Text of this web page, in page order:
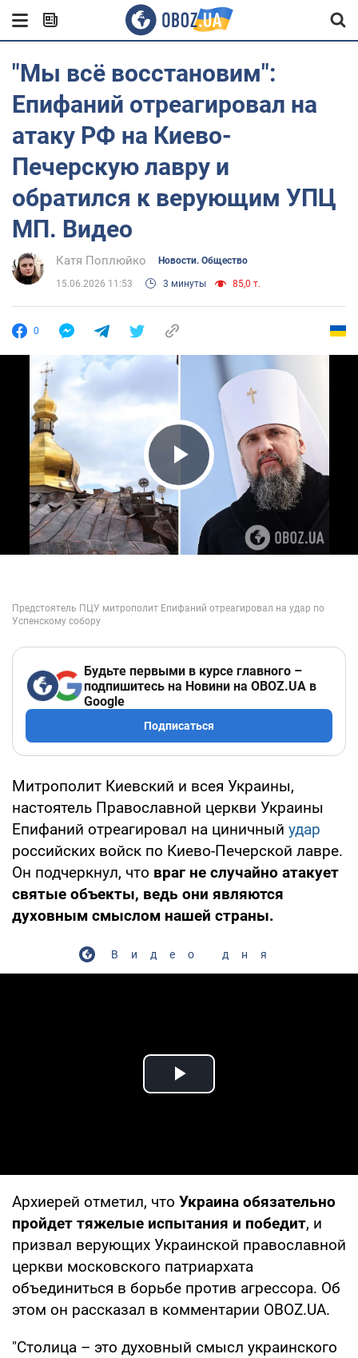
"Мы всё восстановим":
Епифаний отреагировал на
атаку РФ на Киево-
Печерскую лавру и
обратился к верующим УПЦ
МП. Видео
Катя Поплюйко Новости. Общество
15.06.2026 11:53 3 минуты 85,0 т.
0
Play Video
Будьте первыми в курсе главного –
подпишитесь на Новини на OBOZ.UA в
Google
Подписаться
Митрополит Киевский и всея Украины,
настоятель Православной церкви Украины
Епифаний отреагировал на циничный удар
российских войск по Киево-Печерской лавре.
Он подчеркнул, что враг не случайно атакует
святые объекты, ведь они являются
духовным смыслом нашей страны.
Видео дня
Play Video
Архиерей отметил, что Украина обязательно
пройдет тяжелые испытания и победит, и
призвал верующих Украинской православной
церкви московского патриархата
объединиться в борьбе против агрессора. Об
этом он рассказал в комментарии OBOZ.UA.
"Столица – это духовный смысл украинского